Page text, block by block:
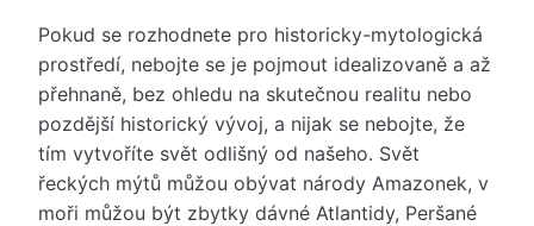
Pokud se rozhodnete pro historicky-mytologická
prostředí, nebojte se je pojmout idealizovaně a až
přehnaně, bez ohledu na skutečnou realitu nebo
pozdější historický vývoj, a nijak se nebojte, že
tím vytvoříte svět odlišný od našeho. Svět
řeckých mýtů můžou obývat národy Amazonek, v
moři můžou být zbytky dávné Atlantidy, Peršané